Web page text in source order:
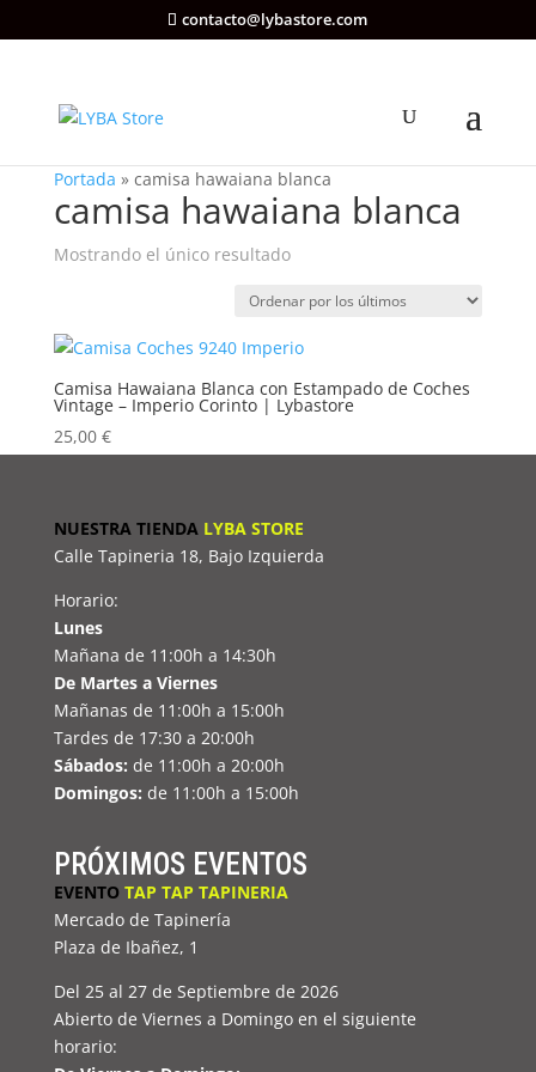
contacto@lybastore.com
Portada » camisa hawaiana blanca
camisa hawaiana blanca
Mostrando el único resultado
Camisa Hawaiana Blanca con Estampado de Coches
Vintage – Imperio Corinto | Lybastore
25,00 €
NUESTRA TIENDALYBA STORE
Calle Tapineria 18, Bajo Izquierda
Horario:
Lunes
Mañana de 11:00h a 14:30h
De Martes a Viernes
Mañanas de 11:00h a 15:00h
Tardes de 17:30 a 20:00h
Sábados: de 11:00h a 20:00h
Domingos: de 11:00h a 15:00h
PRÓXIMOS EVENTOS
EVENTOTAP TAP TAPINERIA
Mercado de Tapinería
Plaza de Ibañez, 1
Del 25 al 27 de Septiembre de 2026
Abierto de Viernes a Domingo en el siguiente
horario: